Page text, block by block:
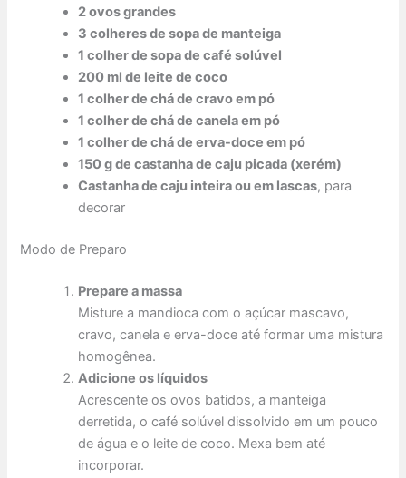
2 ovos grandes
3 colheres de sopa de manteiga
1 colher de sopa de café solúvel
200 ml de leite de coco
1 colher de chá de cravo em pó
1 colher de chá de canela em pó
1 colher de chá de erva-doce em pó
150 g de castanha de caju picada (xerém)
Castanha de caju inteira ou em lascas, para
decorar
Modo de Preparo
Prepare a massa
Misture a mandioca com o açúcar mascavo,
cravo, canela e erva-doce até formar uma mistura
homogênea.
Adicione os líquidos
Acrescente os ovos batidos, a manteiga
derretida, o café solúvel dissolvido em um pouco
de água e o leite de coco. Mexa bem até
incorporar.